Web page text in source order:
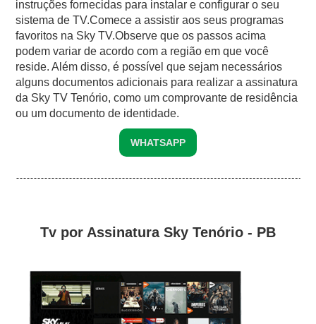
instruções fornecidas para instalar e configurar o seu
sistema de TV.Comece a assistir aos seus programas
favoritos na Sky TV.Observe que os passos acima
podem variar de acordo com a região em que você
reside. Além disso, é possível que sejam necessários
alguns documentos adicionais para realizar a assinatura
da Sky TV Tenório, como um comprovante de residência
ou um documento de identidade.
WHATSAPP
Tv por Assinatura Sky Tenório - PB